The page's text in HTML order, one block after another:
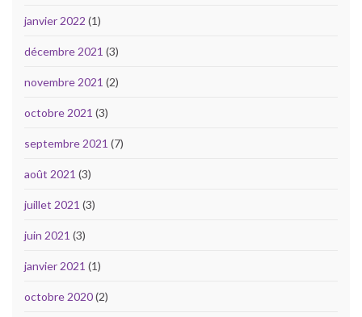
janvier 2022 (1)
décembre 2021 (3)
novembre 2021 (2)
octobre 2021 (3)
septembre 2021 (7)
août 2021 (3)
juillet 2021 (3)
juin 2021 (3)
janvier 2021 (1)
octobre 2020(2)